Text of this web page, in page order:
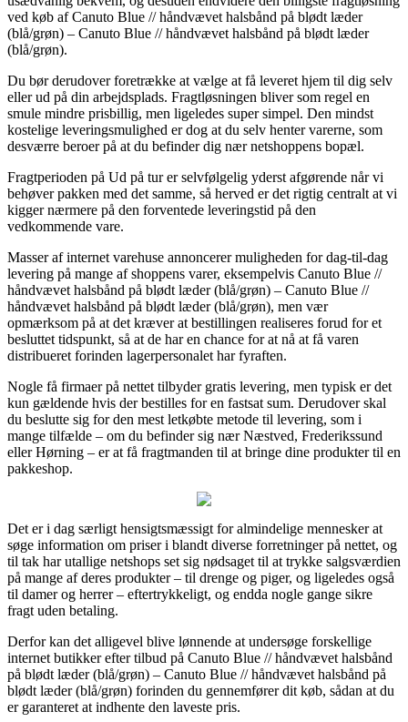
ved køb af Canuto Blue // håndvævet halsbånd på blødt læder
(blå/grøn) – Canuto Blue // håndvævet halsbånd på blødt læder
(blå/grøn).
Du bør derudover foretrække at vælge at få leveret hjem til dig selv
eller ud på din arbejdsplads. Fragtløsningen bliver som regel en
smule mindre prisbillig, men ligeledes super simpel. Den mindst
kostelige leveringsmulighed er dog at du selv henter varerne, som
desværre beroer på at du befinder dig nær netshoppens bopæl.
Fragtperioden på Ud på tur er selvfølgelig yderst afgørende når vi
behøver pakken med det samme, så herved er det rigtig centralt at vi
kigger nærmere på den forventede leveringstid på den
vedkommende vare.
Masser af internet varehuse annoncerer muligheden for dag-til-dag
levering på mange af shoppens varer, eksempelvis Canuto Blue //
håndvævet halsbånd på blødt læder (blå/grøn) – Canuto Blue //
håndvævet halsbånd på blødt læder (blå/grøn), men vær
opmærksom på at det kræver at bestillingen realiseres forud for et
besluttet tidspunkt, så at de har en chance for at nå at få varen
distribueret forinden lagerpersonalet har fyraften.
Nogle få firmaer på nettet tilbyder gratis levering, men typisk er det
kun gældende hvis der bestilles for en fastsat sum. Derudover skal
du beslutte sig for den mest letkøbte metode til levering, som i
mange tilfælde – om du befinder sig nær Næstved, Frederikssund
eller Hørning – er at få fragtmanden til at bringe dine produkter til en
pakkeshop.
Det er i dag særligt hensigtsmæssigt for almindelige mennesker at
søge information om priser i blandt diverse forretninger på nettet, og
til tak har utallige netshops set sig nødsaget til at trykke salgsværdien
på mange af deres produkter – til drenge og piger, og ligeledes også
til damer og herrer – eftertrykkeligt, og endda nogle gange sikre
fragt uden betaling.
Derfor kan det alligevel blive lønnende at undersøge forskellige
internet butikker efter tilbud på Canuto Blue // håndvævet halsbånd
på blødt læder (blå/grøn) – Canuto Blue // håndvævet halsbånd på
blødt læder (blå/grøn) forinden du gennemfører dit køb, sådan at du
er garanteret at indhente den laveste pris.